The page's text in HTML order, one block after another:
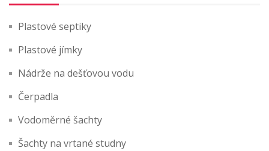
Plastové septiky
Plastové jímky
Nádrže na dešťovou vodu
Čerpadla
Vodoměrné šachty
Šachty na vrtané studny